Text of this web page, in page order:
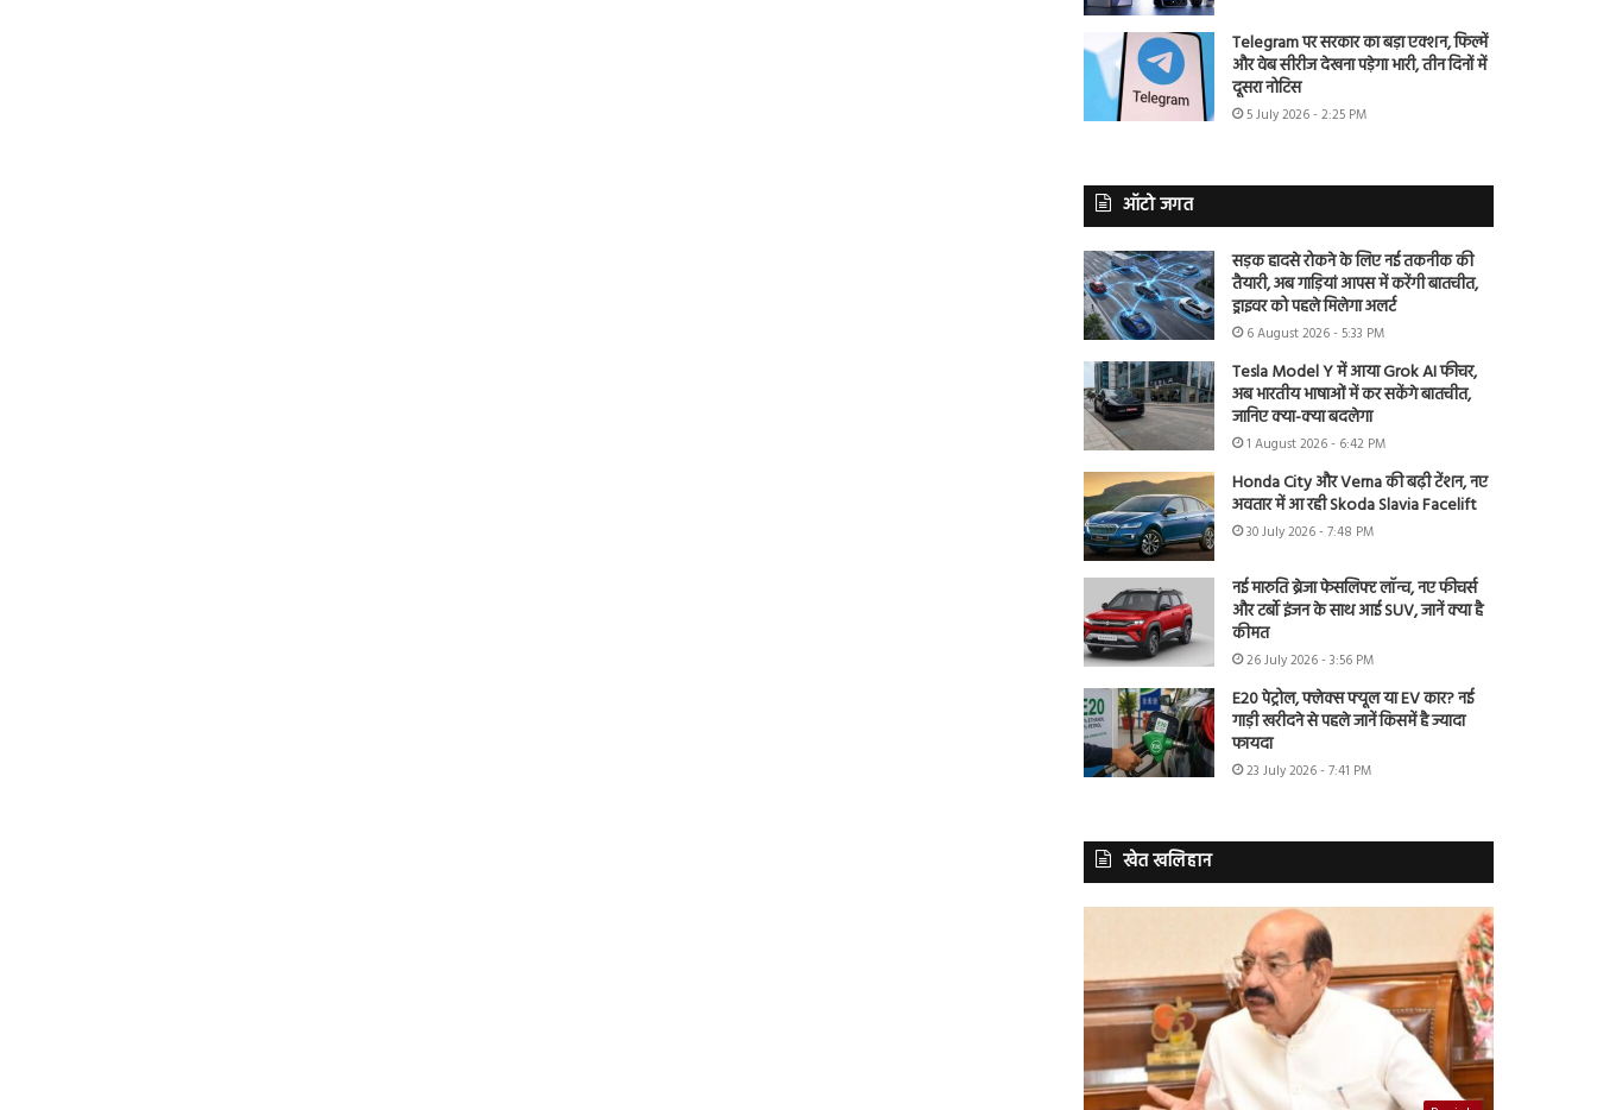
Telegram पर सरकार का बड़ा एक्शन, फिल्में
और वेब सीरीज देखना पड़ेगा भारी, तीन दिनों में
दूसरा नोटिस
5 July 2026 - 2:25 PM
ऑटो जगत
सड़क हादसे रोकने के लिए नई तकनीक की
तैयारी, अब गाड़ियां आपस में करेंगी बातचीत,
ड्राइवर को पहले मिलेगा अलर्ट
6 August 2026 - 5:33 PM
Tesla Model Y में आया Grok AI फीचर,
अब भारतीय भाषाओं में कर सकेंगे बातचीत,
जानिए क्या-क्या बदलेगा
1 August 2026 - 6:42 PM
Honda City और Verna की बढ़ी टेंशन, नए
अवतार में आ रही Skoda Slavia Facelift
30 July 2026 - 7:48 PM
नई मारुति ब्रेजा फेसलिफ्ट लॉन्च, नए फीचर्स
और टर्बो इंजन के साथ आई SUV, जानें क्या है
कीमत
26 July 2026 - 3:56 PM
E20 पेट्रोल, फ्लेक्स फ्यूल या EV कार? नई
गाड़ी खरीदने से पहले जानें किसमें है ज्यादा
फायदा
23 July 2026 - 7:41 PM
खेत खलिहान